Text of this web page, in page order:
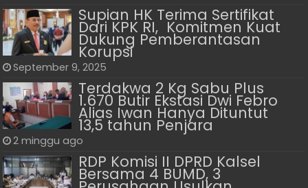
Supian HK Terima Sertifikat
Dari KPK RI, Komitmen Kuat
Dukung Pemberantasan
Korupsi
September 9, 2025
Terdakwa 2 Kg Sabu Plus
1.670 Butir Ekstasi Dwi Febro
Alias Iwan Hanya Dituntut
13,5 tahun Penjara
2 minggu ago
RDP Komisi II DPRD Kalsel
Bersama 4 BUMD, 3